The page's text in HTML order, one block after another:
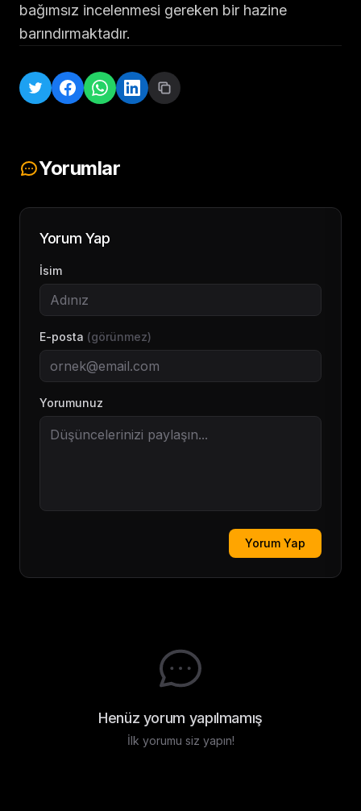
bağımsız incelenmesi gereken bir hazine
barındırmaktadır.
Yorumlar
Yorum Yap
İsim
E-posta (görünmez)
Yorumunuz
Yorum Yap
Henüz yorum yapılmamış
İlk yorumu siz yapın!